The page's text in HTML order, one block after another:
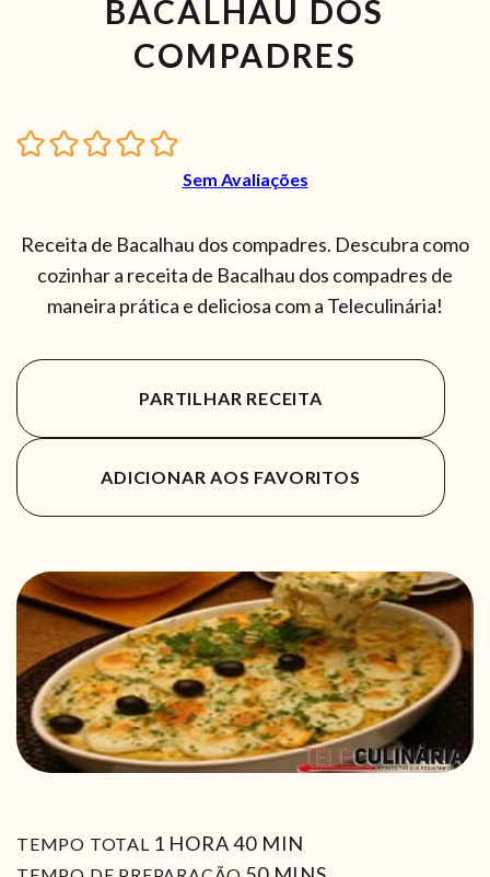
BACALHAU DOS
COMPADRES
Sem Avaliações
Receita de Bacalhau dos compadres. Descubra como
cozinhar a receita de Bacalhau dos compadres de
maneira prática e deliciosa com a Teleculinária!
PARTILHAR RECEITA
ADICIONAR AOS FAVORITOS
TEMPO TOTAL 1 HORA
HORA 40MIN
MIN